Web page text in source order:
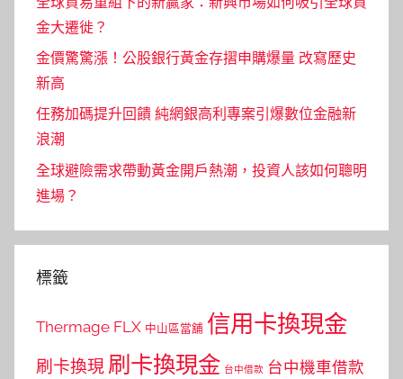
金大遷徙？
金價驚驚漲！公股銀行黃金存摺申購爆量 改寫歷史
新高
任務加碼提升回饋 純網銀高利專案引爆數位金融新
浪潮
全球避險需求帶動黃金開戶熱潮，投資人該如何聰明
進場？
標籤
Thermage FLX 中山區當舖 信用卡換現金
刷卡換現 刷卡換現金 台中借款 台中機車借款